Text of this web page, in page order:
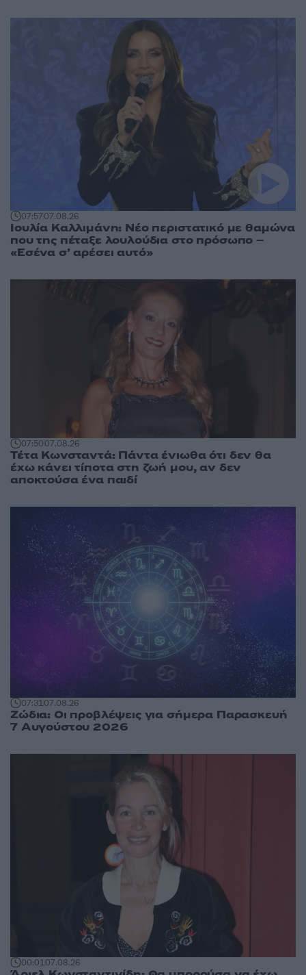
07:5707.08.26
Ιουλία Καλλιμάνη: Νέο περιστατικό με θαμώνα
που της πέταξε λουλούδια στο πρόσωπο –
«Εσένα σ’ αρέσει αυτό»
07:5007.08.26
Τέτα Κωνσταντά: Πάντα ένιωθα ότι δεν θα
έχω κάνει τίποτα στη ζωή μου, αν δεν
αποκτούσα ένα παιδί
07:3107.08.26
Ζώδια: Οι προβλέψεις για σήμερα Παρασκευή
7 Αυγούστου 2026
00:0107.08.26